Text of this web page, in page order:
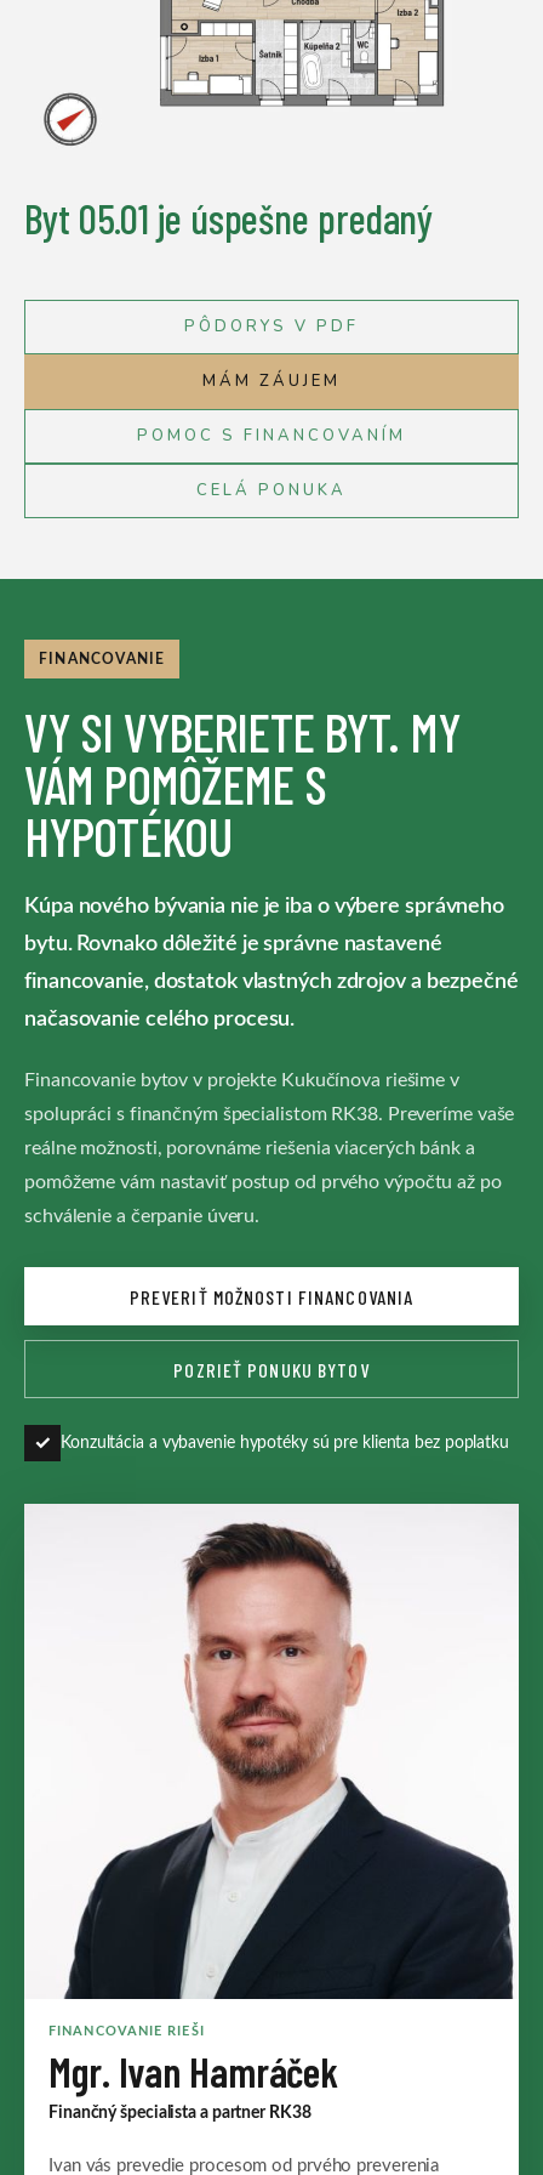
Byt 05.01 je úspešne predaný
PÔDORYS V PDF
MÁM ZÁUJEM
POMOC S FINANCOVANÍM
CELÁ PONUKA
FINANCOVANIE
VY SI VYBERIETE BYT. MY
VÁM POMÔŽEME S
HYPOTÉKOU
Kúpa nového bývania nie je iba o výbere správneho
bytu. Rovnako dôležité je správne nastavené
financovanie, dostatok vlastných zdrojov a bezpečné
načasovanie celého procesu.
Financovanie bytov v projekte Kukučínova riešime v
spolupráci s finančným špecialistom RK38. Preveríme vaše
reálne možnosti, porovnáme riešenia viacerých bánk a
pomôžeme vám nastaviť postup od prvého výpočtu až po
schválenie a čerpanie úveru.
PREVERIŤ MOŽNOSTI FINANCOVANIA
POZRIEŤ PONUKU BYTOV
✓ Konzultácia a vybavenie hypotéky sú pre klienta bez poplatku
FINANCOVANIE RIEŠI
Mgr. Ivan Hamráček
Finančný špecialista a partner RK38
Ivan vás prevedie procesom od prvého preverenia